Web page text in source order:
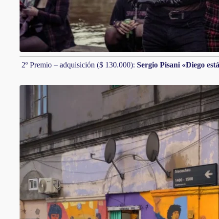
2º Premio – adquisición ($ 130.000): Sergio Pisani «Diego está